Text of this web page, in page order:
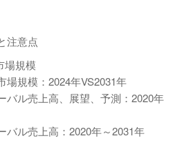
注意点
場規模
場規模：2024年VS2031年
バル売上高、展望、予測：2020年
バル売上高：2020年～2031年